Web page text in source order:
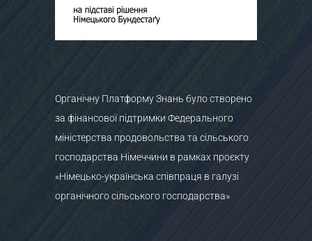
Органічну Платформу Знань було створено
за фінансової підтримки Федерального
міністерства продовольства та сільського
господарства Німеччини в рамках проєкту
«Німецько-українська співпраця в галузі
органічного сільського господарства»